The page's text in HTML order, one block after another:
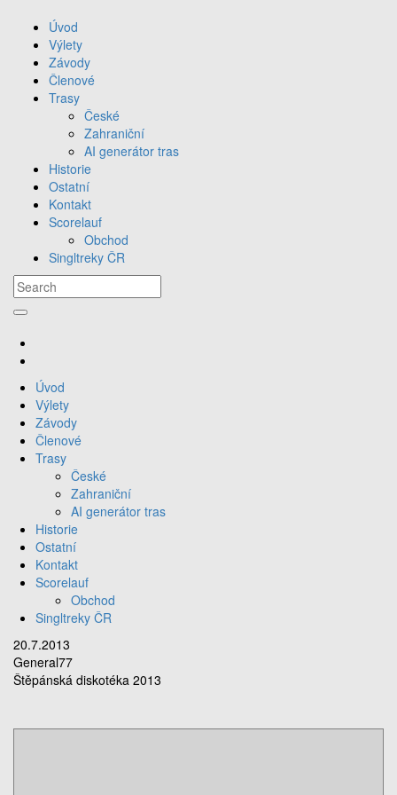
Úvod
Výlety
Závody
Členové
Trasy
České
Zahraniční
AI generátor tras
Historie
Ostatní
Kontakt
Scorelauf
Obchod
Singltreky ČR
Úvod
Výlety
Závody
Členové
Trasy
České
Zahraniční
AI generátor tras
Historie
Ostatní
Kontakt
Scorelauf
Obchod
Singltreky ČR
20.7.2013
General77
Štěpánská diskotéka 2013